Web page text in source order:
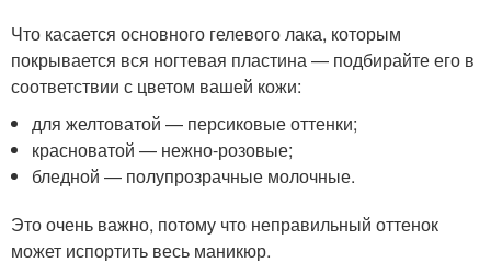
Что касается основного гелевого лака, которым
покрывается вся ногтевая пластина — подбирайте его в
соответствии с цветом вашей кожи:
для желтоватой — персиковые оттенки;
красноватой — нежно-розовые;
бледной — полупрозрачные молочные.
Это очень важно, потому что неправильный оттенок
может испортить весь маникюр.